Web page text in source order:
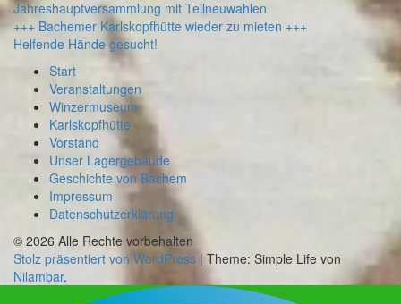
Jahreshauptversammlung mit Teilneuwahlen
+++ Bachemer Karlskopfhütte wieder zu mieten +++
Helfende Hände gesucht!
Start
Veranstaltungen
Winzermuseum
Karlskopfhütte
Vorstand
Unser Lagergebäude
Geschichte von Bachem
Impressum
Datenschutzerklärung
© 2026 Alle Rechte vorbehalten
Stolz präsentiert von WordPress | Theme: Simple Life von
Nilambar.